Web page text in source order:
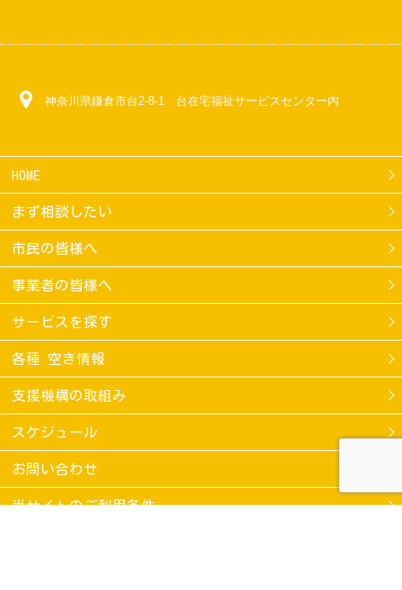
神奈川県鎌倉市台2-8-1 台在宅福祉サービスセンター内
HOME
まず相談したい
市民の皆様へ
事業者の皆様へ
サービスを探す
各種 空き情報
支援機構の取組み
スケジュール
お問い合わせ
当サイトのご利用条件